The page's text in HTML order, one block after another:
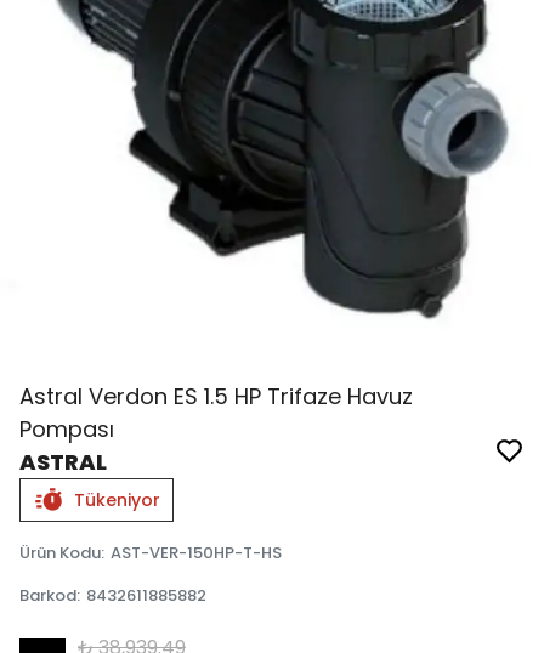
Astral Verdon ES 1.5 HP Trifaze Havuz
Pompası
ASTRAL
Tükeniyor
Ürün Kodu: AST-VER-150HP-T-HS
Barkod: 8432611885882